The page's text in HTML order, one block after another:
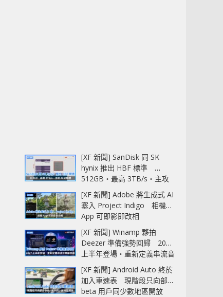
[XF 新聞] SanDisk 同 SK
hynix 推出 HBF 標準
512GB‧最高 3TB/s‧主攻
AI 記憶體
[XF 新聞] Adobe 將生成式 AI
塞入 Project Indigo 相機
App 可即影即改相
[XF 新聞] Winamp 夥拍
Deezer 準備強勢回歸 2027
上半年登場‧重新定義串流音
樂播放器
[XF 新聞] Android Auto 終於
加入車速表 現階段只向部分
beta 用戶同少數地區開放